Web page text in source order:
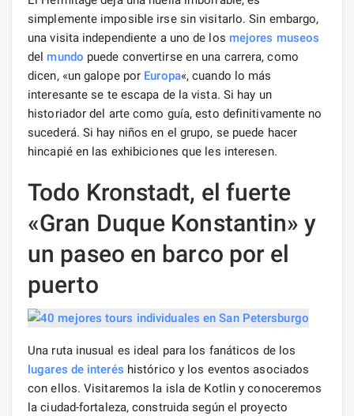
simplemente imposible irse sin visitarlo. Sin embargo,
una visita independiente a uno de los mejores museos
del mundo puede convertirse en una carrera, como
dicen, «un galope por Europa«, cuando lo más
interesante se te escapa de la vista. Si hay un
historiador del arte como guía, esto definitivamente no
sucederá. Si hay niños en el grupo, se puede hacer
hincapié en las exhibiciones que les interesen.
Todo Kronstadt, el fuerte
«Gran Duque Konstantin» y
un paseo en barco por el
puerto
Una ruta inusual es ideal para los fanáticos de los
lugares de interés histórico y los eventos asociados
con ellos. Visitaremos la isla de Kotlin y conoceremos
la ciudad-fortaleza, construida según el proyecto